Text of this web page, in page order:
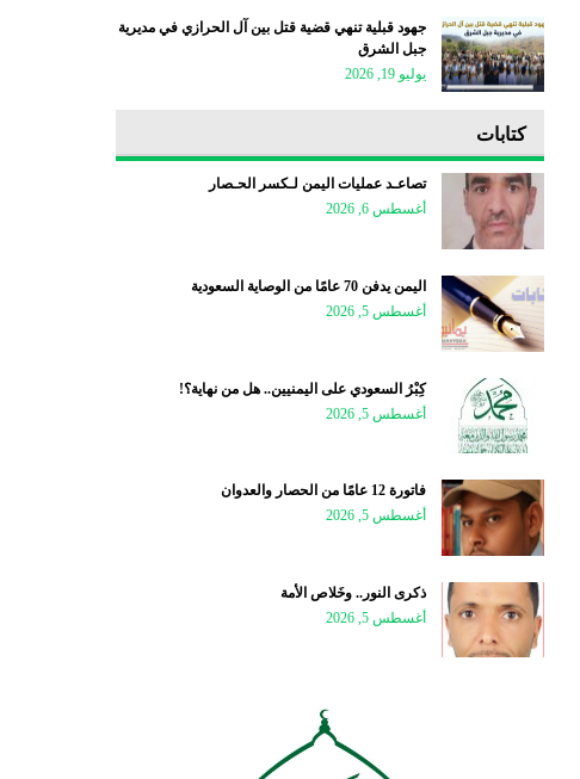
جهود قبلية تنهي قضية قتل بين آل الحرازي في مديرية
جبل الشرق
يوليو 19, 2026
كتابات
تصاعـد عمليات اليمن لـكسر الحـصار
أغسطس 6, 2026
اليمن يدفن 70 عامًا من الوصاية السعودية
أغسطس 5, 2026
كِبْرُ السعودي على اليمنيين.. هل من نهاية؟!
أغسطس 5, 2026
فاتورة 12 عامًا من الحصار والعدوان
أغسطس 5, 2026
ذكرى النور.. وخَلاص الأمة
أغسطس 5, 2026